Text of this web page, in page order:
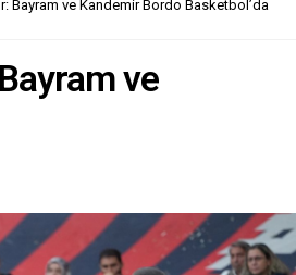
Bayram ve Kandemir Bordo Basketbol’da
ve